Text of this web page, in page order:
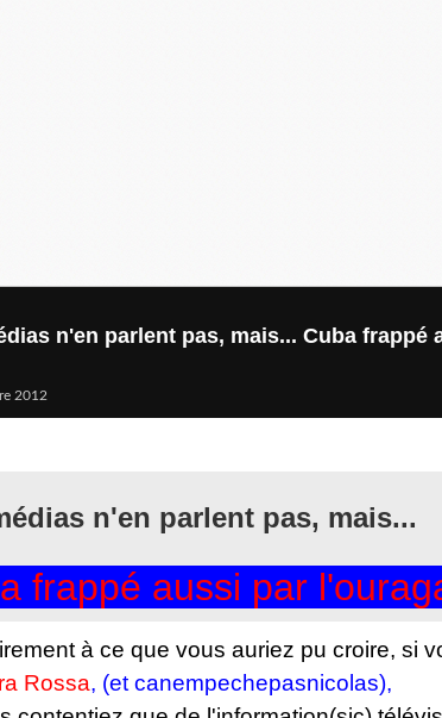
n'en parlent pas, mais... Cuba frappé
2012
n'en parlent pas, mais...
frappé aussi par
à ce que vous auriez pu croire, si
Rossa, (et canempechepasnicolas),